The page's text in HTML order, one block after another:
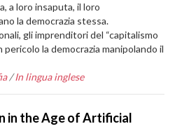
a loro insaputa, il loro
la democrazia stessa.
gli imprenditori del “capitalismo
la democrazia manipolando il
/In lingua inglese
in the Age of Artificial